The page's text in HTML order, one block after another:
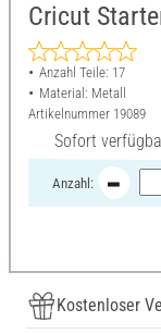
Cricut
Anzahl Teile: 17
Material: Metall
Artikelnummer 19089
Sofort
Anzahl:
Kostenloser